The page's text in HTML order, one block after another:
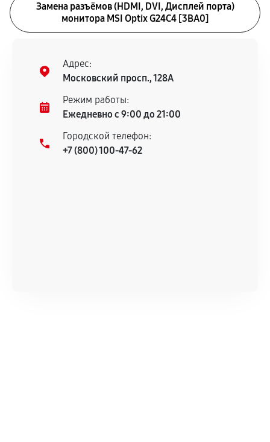
Замена разъёмов (HDMI, DVI, Дисплей порта)
монитора MSI Optix G24C4 [3BA0]
Адрес:
Московский просп., 128А
Режим работы:
Ежедневно с 9:00 до 21:00
Городской телефон:
+7 (800) 100-47-62